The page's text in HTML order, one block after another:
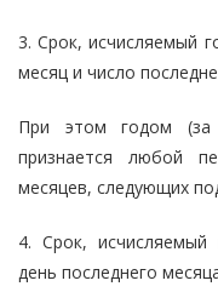
3. Срок, исчисляемый
месяц и число
При этом годом (за
признается любой
месяцев, следующих
4. Срок, исчисляемый
день последнего